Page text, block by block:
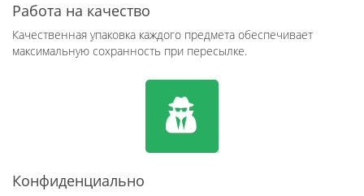
Работа на качество
Качественная упаковка каждого предмета обеспечивает
максимальную сохранность при пересылке.
Конфиденциально